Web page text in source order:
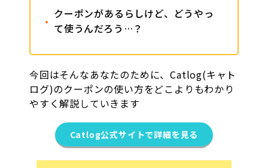
クーポンがあるらしけど、どうやっ
て使うんだろう…？
今回はそんなあなたのために、Catlog(キャト
ログ)のクーポンの使い方をどこよりもわかり
やすく解説していきます
Catlog公式サイトで詳細を見る